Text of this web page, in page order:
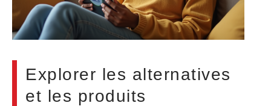
Explorer les alternatives
et les produits